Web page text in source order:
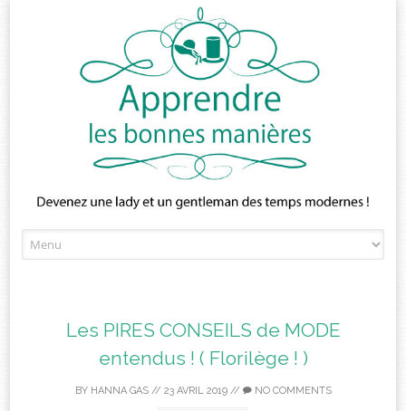
to
Les PIRES CONSEILS de MODE
entendus ! ( Florilège ! )
BY HANNA GAS// 23 AVRIL 2019// NO COMMENTS